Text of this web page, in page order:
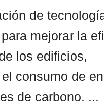
de
mejorar la
los edificios,
consumo de
de carbono. ...